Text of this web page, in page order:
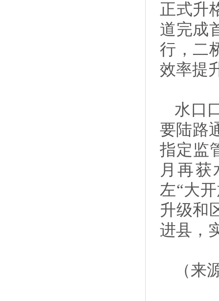
正式升
道完成
行，二
效率提
水口
要陆路
指定监
月再
左“大
升级和
进县，
（来